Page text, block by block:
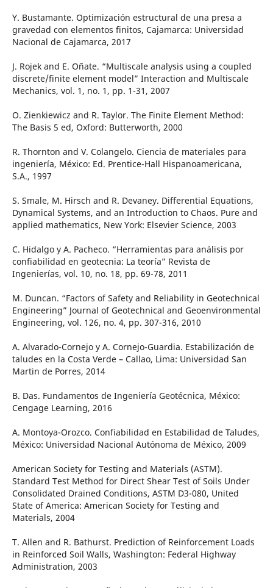
Y. Bustamante. Optimización estructural de una presa a
gravedad con elementos finitos, Cajamarca: Universidad
Nacional de Cajamarca, 2017
J. Rojek and E. Oñate. “Multiscale analysis using a coupled
discrete/finite element model” Interaction and Multiscale
Mechanics, vol. 1, no. 1, pp. 1-31, 2007
O. Zienkiewicz and R. Taylor. The Finite Element Method:
The Basis 5 ed, Oxford: Butterworth, 2000
R. Thornton and V. Colangelo. Ciencia de materiales para
ingeniería, México: Ed. Prentice-Hall Hispanoamericana,
S.A., 1997
S. Smale, M. Hirsch and R. Devaney. Differential Equations,
Dynamical Systems, and an Introduction to Chaos. Pure and
applied mathematics, New York: Elsevier Science, 2003
C. Hidalgo y A. Pacheco. “Herramientas para análisis por
confiabilidad en geotecnia: La teoría” Revista de
Ingenierías, vol. 10, no. 18, pp. 69-78, 2011
M. Duncan. “Factors of Safety and Reliability in Geotechnical
Engineering” Journal of Geotechnical and Geoenvironmental
Engineering, vol. 126, no. 4, pp. 307-316, 2010
A. Alvarado-Cornejo y A. Cornejo-Guardia. Estabilización de
taludes en la Costa Verde – Callao, Lima: Universidad San
Martin de Porres, 2014
B. Das. Fundamentos de Ingeniería Geotécnica, México:
Cengage Learning, 2016
A. Montoya-Orozco. Confiabilidad en Estabilidad de Taludes,
México: Universidad Nacional Autónoma de México, 2009
American Society for Testing and Materials (ASTM).
Standard Test Method for Direct Shear Test of Soils Under
Consolidated Drained Conditions, ASTM D3-080, United
State of America: American Society for Testing and
Materials, 2004
T. Allen and R. Bathurst. Prediction of Reinforcement Loads
in Reinforced Soil Walls, Washington: Federal Highway
Administration, 2003